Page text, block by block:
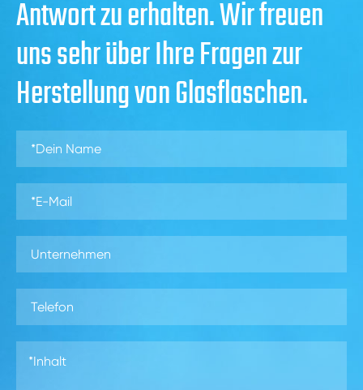
Antwort zu erhalten. Wir freuen
uns sehr über Ihre Fragen zur
Herstellung von Glasflaschen.